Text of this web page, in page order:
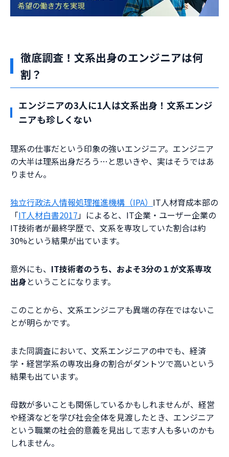
徹底調査！文系出身のエンジニアは何
割？
エンジニアの3人に1人は文系出身！文系エンジ
ニアも珍しくない
理系の仕事だという印象の強いエンジニア。エンジニア
の大半は理系出身だろう…と思いきや、実はそうではあ
りません。
独立行政法人情報処理推進機構（IPA） IT人材育成本部の
「IT人材白書2017」によると、IT企業・ユーザー企業の
IT技術者が最終学歴で、文系を専攻していた割合は約
30%という結果が出ています。
意外にも、 IT技術者のうち、およそ3分の１が文系専攻
出身ということになります。
このことから、文系エンジニアも異端の存在ではないこ
とが明らかです。
また同調査において、文系エンジニアの中でも、経済
学・経営学系の専攻出身の割合がダントツで高いという
結果も出ています。
母数が多いことも関係しているかもしれませんが、経営
や経済などを学び社会全体を見渡したとき、エンジニア
という職業の社会的意義を見出して志す人も多いのかも
しれません。